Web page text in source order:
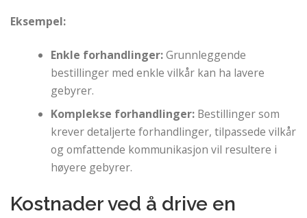
Eksempel:
Enkle forhandlinger:Grunnleggende
bestillinger med enkle vilkår kan ha lavere
gebyrer.
Komplekse forhandlinger: Bestillinger som
krever detaljerte forhandlinger, tilpassede vilkår
og omfattende kommunikasjon vil resultere i
høyere gebyrer.
Kostnader ved å drive en